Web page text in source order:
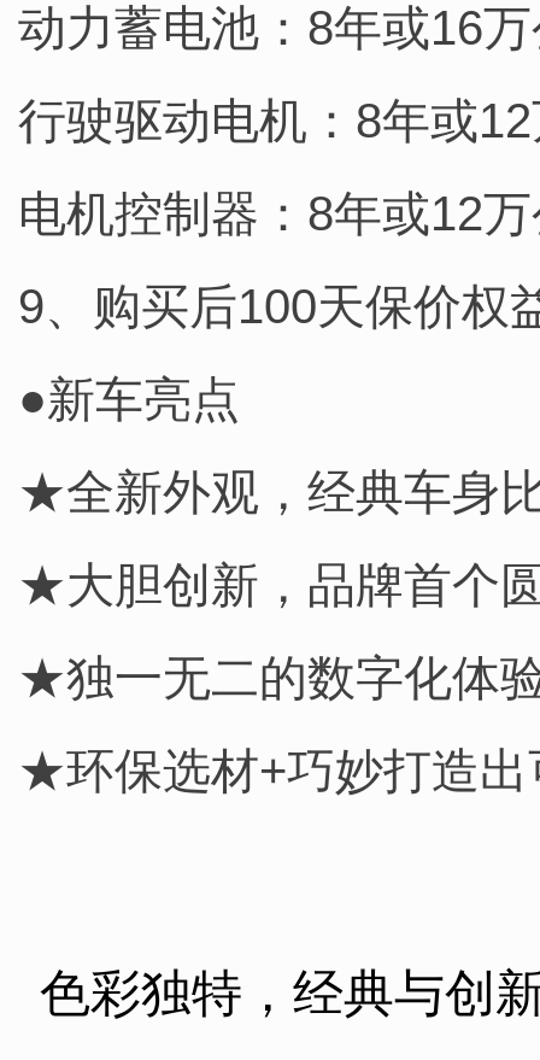
动力蓄电池：8年或16
行驶驱动电机：8年或
电机控制器：8年或12
9、购买后100天保价权
●新车亮点
★全新外观，经典车身
★大胆创新，品牌首个
★独一无二的数字化体
★环保选材+巧妙打造出
色彩独特，经典与创